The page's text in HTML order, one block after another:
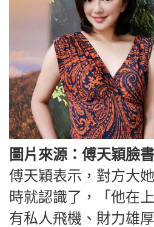
圖片來源：傅天穎臉書
傅天穎表示，對方大
時就認識了，「他在
有私人飛機、財力雄